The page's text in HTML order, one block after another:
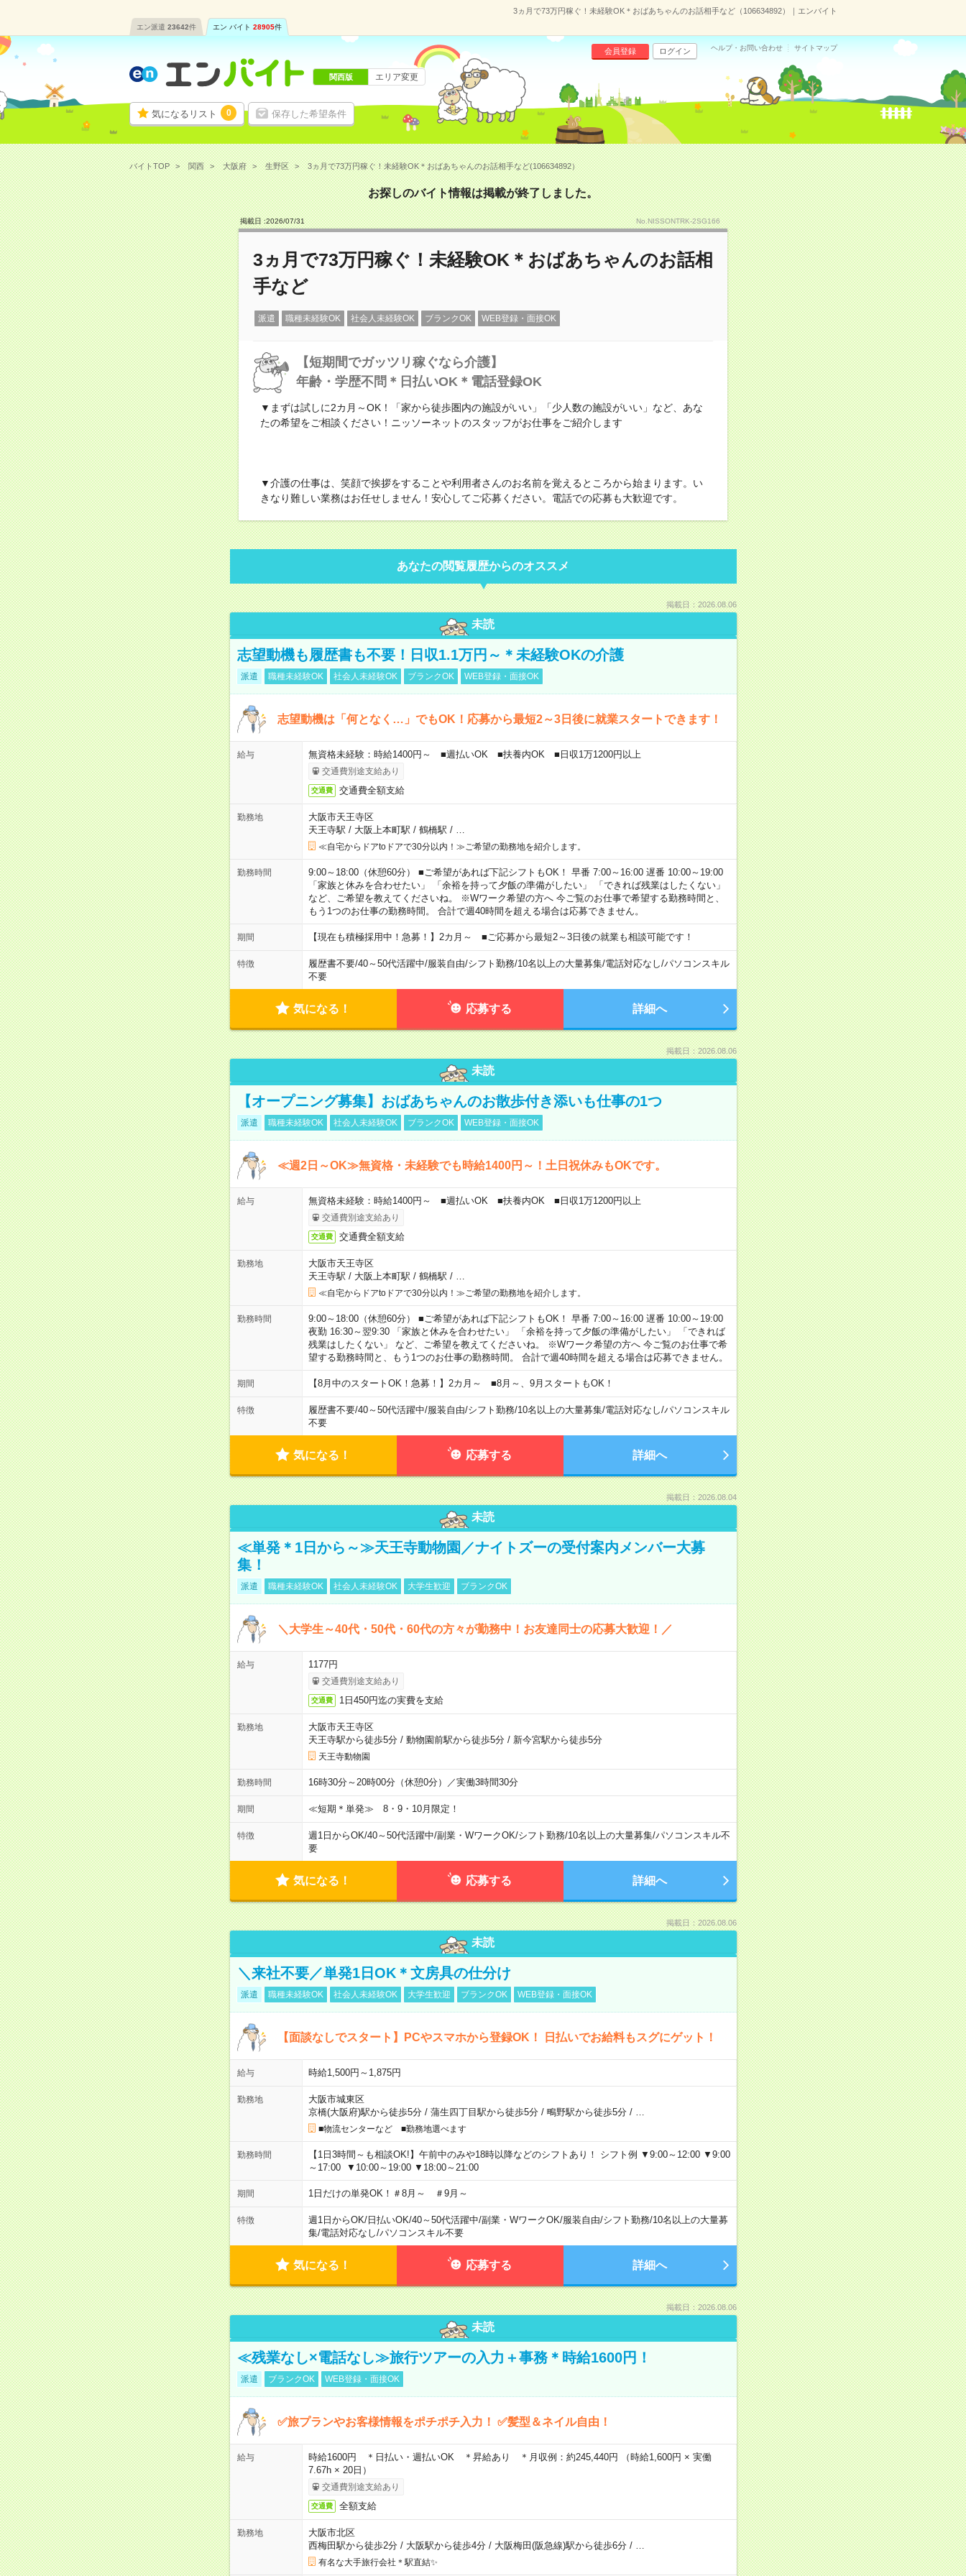
3ヵ月で73万円稼ぐ！未経験OK＊おばあちゃんのお話相手など（106634892）｜エンバイト
エン派遣 23642件 エン バイト 28905件
気になるリスト 0 保存した希望条件
会員登録 ログイン ヘルプ・お問い合わせ サイトマップ
関西版 エリア変更
バイトTOP 関西 大阪府 生野区 3ヵ月で73万円稼ぐ！未経験OK＊おばあちゃんのお話相手など(106634892）
お探しのバイト情報は掲載が終了しました。
掲載日 :2026/07/31 No.NISSONTRK-2SG166
3ヵ月で73万円稼ぐ！未経験OK＊おばあちゃんのお話相
手など
派遣 職種未経験OK 社会人未経験OK ブランクOK WEB登録・面接OK
【短期間でガッツリ稼ぐなら介護】
年齢・学歴不問＊日払いOK＊電話登録OK
▼まずは試しに2カ月～OK！「家から徒歩圏内の施設がいい」「少人数の施設がいい」など、あな
たの希望をご相談ください！ニッソーネットのスタッフがお仕事をご紹介します
▼介護の仕事は、笑顔で挨拶をすることや利用者さんのお名前を覚えるところから始まります。い
きなり難しい業務はお任せしません！安心してご応募ください。電話での応募も大歓迎です。
あなたの閲覧履歴からのオススメ
掲載日：2026.08.06
未読
志望動機も履歴書も不要！日収1.1万円～＊未経験OKの介護
派遣 職種未経験OK 社会人未経験OK ブランクOK WEB登録・面接OK
志望動機は「何となく…」でもOK！応募から最短2～3日後に就業スタートできます！
給与 無資格未経験：時給1400円～ ■週払いOK ■扶養内OK ■日収1万1200円以上
交通費別途支給あり
交通費 交通費全額支給
勤務地
大阪市天王寺区
天王寺駅 / 大阪上本町駅 / 鶴橋駅 /
≪自宅からドアtoドアで30分以内！≫ご希望の勤務地を紹介します。
勤務時間
9:00～18:00（休憩60分） ■ご希望があれば下記シフトもOK！ 早番 7:00～16:00 遅番 10:00～19:00
「家族と休みを合わせたい」 「余裕を持って夕飯の準備がしたい」 「できれば残業はしたくない」
など、ご希望を教えてくださいね。 ※Wワーク希望の方へ 今ご覧のお仕事で希望する勤務時間と、
もう1つのお仕事の勤務時間。 合計で週40時間を超える場合は応募できません。
期間 【現在も積極採用中！急募！】2カ月～ ■ご応募から最短2～3日後の就業も相談可能です！
特徴 履歴書不要/40～50代活躍中/服装自由/シフト勤務/10名以上の大量募集/電話対応なし/パソコンスキル
不要
気になる！ 応募する 詳細へ
掲載日：2026.08.06
未読
【オープニング募集】おばあちゃんのお散歩付き添いも仕事の1つ
派遣 職種未経験OK 社会人未経験OK ブランクOK WEB登録・面接OK
≪週2日～OK≫無資格・未経験でも時給1400円～！土日祝休みもOKです。
給与 無資格未経験：時給1400円～ ■週払いOK ■扶養内OK ■日収1万1200円以上
交通費別途支給あり
交通費 交通費全額支給
勤務地
大阪市天王寺区
天王寺駅 / 大阪上本町駅 / 鶴橋駅 /
≪自宅からドアtoドアで30分以内！≫ご希望の勤務地を紹介します。
勤務時間
9:00～18:00（休憩60分） ■ご希望があれば下記シフトもOK！ 早番 7:00～16:00 遅番 10:00～19:00
夜勤 16:30～翌9:30 「家族と休みを合わせたい」 「余裕を持って夕飯の準備がしたい」 「できれば
残業はしたくない」 など、ご希望を教えてくださいね。 ※Wワーク希望の方へ 今ご覧のお仕事で希
望する勤務時間と、もう1つのお仕事の勤務時間。 合計で週40時間を超える場合は応募できません。
期間 【8月中のスタートOK！急募！】2カ月～ ■8月～、9月スタートもOK！
特徴 履歴書不要/40～50代活躍中/服装自由/シフト勤務/10名以上の大量募集/電話対応なし/パソコンスキル
不要
気になる！ 応募する 詳細へ
掲載日：2026.08.04
未読
≪単発＊1日から～≫天王寺動物園／ナイトズーの受付案内メンバー大募
集！
派遣 職種未経験OK 社会人未経験OK 大学生歓迎 ブランクOK
＼大学生～40代・50代・60代の方々が勤務中！お友達同士の応募大歓迎！／
給与 1177円
交通費別途支給あり
交通費 1日450円迄の実費を支給
勤務地
大阪市天王寺区
天王寺駅から徒歩5分/ 動物園前駅から徒歩5分/ 新今宮駅から徒歩5分
天王寺動物園
勤務時間 16時30分～20時00分（休憩0分）／実働3時間30分
期間 ≪短期＊単発≫ 8・9・10月限定！
特徴 週1日からOK/40～50代活躍中/副業・WワークOK/シフト勤務/10名以上の大量募集/パソコンスキル不
要
気になる！ 応募する 詳細へ
掲載日：2026.08.06
未読
＼来社不要／単発1日OK＊文房具の仕分け
派遣 職種未経験OK 社会人未経験OK 大学生歓迎 ブランクOK WEB登録・面接OK
【面談なしでスタート】PCやスマホから登録OK！ 日払いでお給料もスグにゲット！
給与 時給1,500円～1,875円
勤務地
大阪市城東区
京橋(大阪府)駅から徒歩5分/ 蒲生四丁目駅から徒歩5分/ 鴫野駅から徒歩5分/
■物流センターなど ■勤務地選べます
勤務時間
【1日3時間～も相談OK!】午前中のみや18時以降などのシフトあり！ シフト例 ▼9:00～12:00 ▼9:00
～17:00 ▼10:00～19:00 ▼18:00～21:00
期間 1日だけの単発OK！＃8月～ ＃9月～
特徴 週1日からOK/日払いOK/40～50代活躍中/副業・WワークOK/服装自由/シフト勤務/10名以上の大量募
集/電話対応なし/パソコンスキル不要
気になる！ 応募する 詳細へ
掲載日：2026.08.06
未読
≪残業なし×電話なし≫旅行ツアーの入力＋事務＊時給1600円！
派遣 ブランクOK WEB登録・面接OK
✅旅プランやお客様情報をポチポチ入力！ ✅髪型＆ネイル自由！
給与
時給1600円 ＊日払い・週払いOK ＊昇給あり ＊月収例：約245,440円 （時給1,600円 × 実働
7.67h × 20日）
交通費別途支給あり
交通費 全額支給
勤務地
大阪市北区
西梅田駅から徒歩2分/ 大阪駅から徒歩4分/ 大阪梅田(阪急線)駅から徒歩6分/
有名な大手旅行会社＊駅直結✨